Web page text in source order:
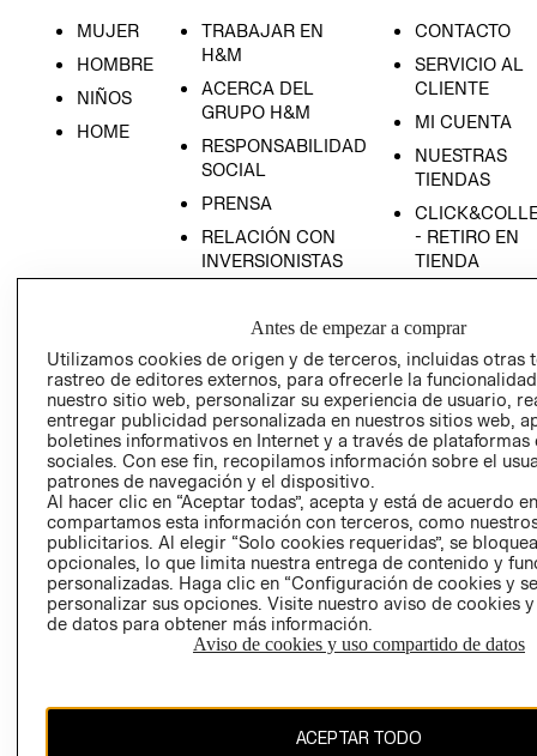
MUJER
HOMBRE
NIÑOS
HOME
TRABAJAR EN
H&M
ACERCA DEL
GRUPO H&M
RESPONSABILIDAD
SOCIAL
PRENSA
RELACIÓN CON
INVERSIONISTAS
EMPRESARIAL
CONTACTO
SERVICIO AL
CLIENTE
MI CUENTA
NUESTRAS
TIENDAS
- RETIRO EN
TIENDA
AVISO DE
PRIVACIDAD
GIFT CARD
AVISO DE
COOKIES
Uruguay ($U)
Antes de empezar a comprar
Utilizamos cookies de origen y de terceros, incluidas otras
rastreo de editores externos, para ofrecerle la
nuestro sitio web, personalizar su experiencia de usuario,
entregar publicidad personalizada en nuestros sitios web,
boletines informativos en Internet y a través de plataformas
sociales. Con ese fin, recopilamos información sobre el
patrones de navegación y el dispositivo.
Al hacer clic en “Aceptar todas”, acepta y está de acuerdo
compartamos esta información con terceros, como
publicitarios. Al elegir “Solo cookies requeridas”, se
opcionales, lo que limita nuestra entrega de contenido y
personalizadas. Haga clic en “Configuración de cookies y
personalizar sus opciones. Visite nuestro aviso de cookies
de datos para obtener más información.
Aviso de cookies y uso compartido de datos
ACEPTAR TODO